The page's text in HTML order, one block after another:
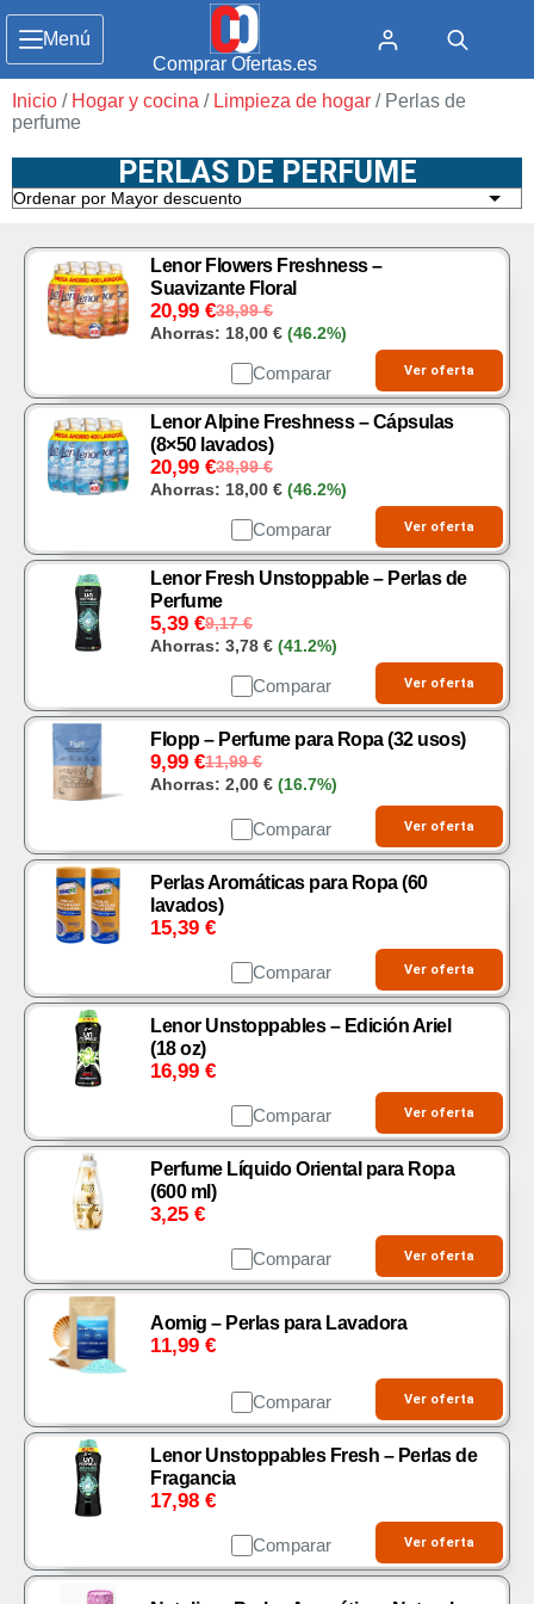
Menú
Comprar Ofertas.es
Inicio / Hogar y cocina / Limpieza de hogar / Perlas de
perfume
PERLAS DE PERFUME
Lenor Flowers Freshness –
Suavizante Floral
38,99€
20,99 €
Ahorras: 18,00 € (46.2%)
Comparar Ver oferta
Lenor Alpine Freshness – Cápsulas
(8×50 lavados)
38,99€
20,99 €
Ahorras: 18,00 € (46.2%)
Comparar Ver oferta
Lenor Fresh Unstoppable – Perlas de
Perfume
9,17€
5,39 €
Ahorras: 3,78 € (41.2%)
Comparar Ver oferta
Flopp – Perfume para Ropa (32 usos)
11,99€
9,99 €
Ahorras: 2,00 € (16.7%)
Comparar Ver oferta
Perlas Aromáticas para Ropa (60
lavados)
15,39 €
Comparar Ver oferta
Lenor Unstoppables – Edición Ariel
(18 oz)
16,99 €
Comparar Ver oferta
Perfume Líquido Oriental para Ropa
(600 ml)
3,25 €
Comparar Ver oferta
Aomig – Perlas para Lavadora
11,99 €
Comparar Ver oferta
Lenor Unstoppables Fresh – Perlas de
Fragancia
17,98 €
Comparar Ver oferta